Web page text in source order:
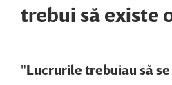
trebui să existe
"Lucrurile trebuiau să